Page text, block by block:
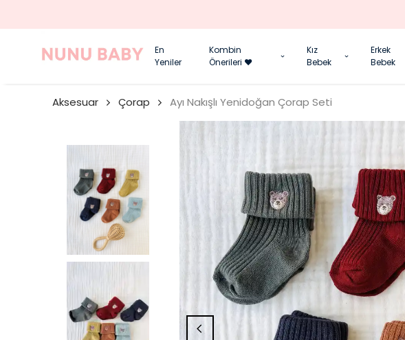
En
Yeniler
Kombin
Önerileri ❤️
Kız
Bebek
Erkek
Bebek
Aksesuar Çorap Ayı Nakışlı Yenidoğan Çorap Seti